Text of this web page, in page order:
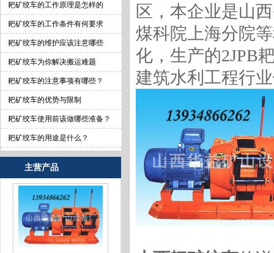
耙矿绞车的工作原理是怎样的
耙矿绞车的工作条件有何要求
耙矿绞车的维护应该注意哪些
耙矿绞车为你解决搬运难题
耙矿绞车的注意事项有哪些？
耙矿绞车的优势与限制
耙矿绞车使用前该做哪些准备？
耙矿绞车的用途是什么？
主营产品
区，本企业是山
煤科院上海分院
化，生产的2JPB
建筑水利工程行